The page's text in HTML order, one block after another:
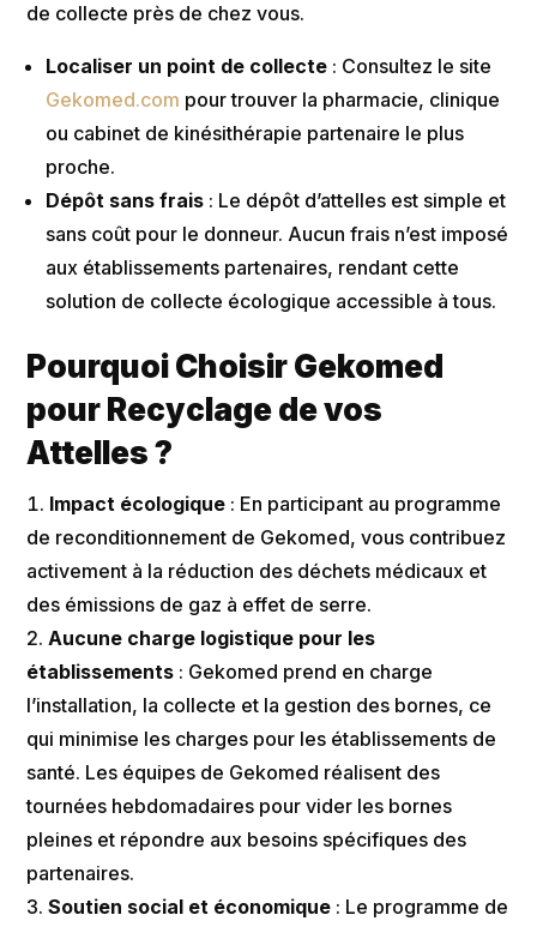
de collecte près de chez vous.
Localiser un point de collecte : Consultez le site
Gekomed.com pour trouver la pharmacie, clinique
ou cabinet de kinésithérapie partenaire le plus
proche.
Dépôt sans frais : Le dépôt d’attelles est simple et
sans coût pour le donneur. Aucun frais n’est imposé
aux établissements partenaires, rendant cette
solution de collecte écologique accessible à tous​​.
Pourquoi Choisir Gekomed
pour Recyclage de vos
Attelles ?
Impact écologique : En participant au programme
de reconditionnement de Gekomed, vous contribuez
activement à la réduction des déchets médicaux et
des émissions de gaz à effet de serre​.
Aucune charge logistique pour les
établissements : Gekomed prend en charge
l’installation, la collecte et la gestion des bornes, ce
qui minimise les charges pour les établissements de
santé. Les équipes de Gekomed réalisent des
tournées hebdomadaires pour vider les bornes
pleines et répondre aux besoins spécifiques des
partenaires​​.
Soutien social et économique : Le programme de